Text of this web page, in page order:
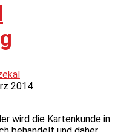
2014
wird die Kartenkunde in